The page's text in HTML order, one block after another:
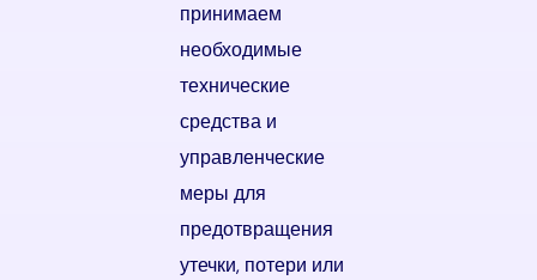
принимаем
необходимые
технические
средства и
управленческие
меры для
предотвращения
утечки, потери или